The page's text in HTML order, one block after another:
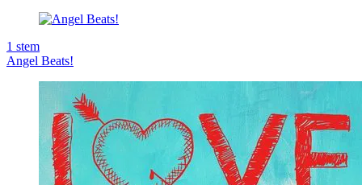
1 stem
Angel Beats!